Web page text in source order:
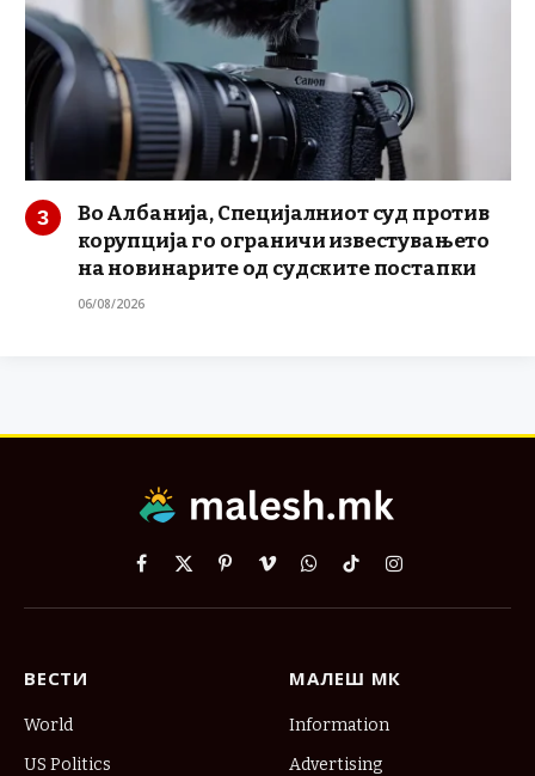
Во Албанија, Специјалниот суд против
корупција го ограничи известувањето
на новинарите од судските постапки
06/08/2026
Facebook
X
PinterestVimeoWhatsApp
TikTokInstagram
ВЕСТИ
World
US Politics
МАЛЕШ МК
Information
Advertising